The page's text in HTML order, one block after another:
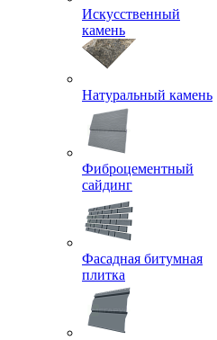
Искусственный
камень
Натуральный камень
Фиброцементный
сайдинг
Фасадная битумная
плитка